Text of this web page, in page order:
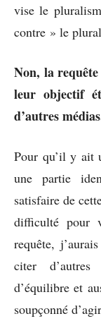
vise le
contre » le
Non, la
leur objectif
d’autres
Pour qu’il y ait
une partie
satisfaire de
difficulté pour
requête,
citer
d’équilibre et
soupçonné